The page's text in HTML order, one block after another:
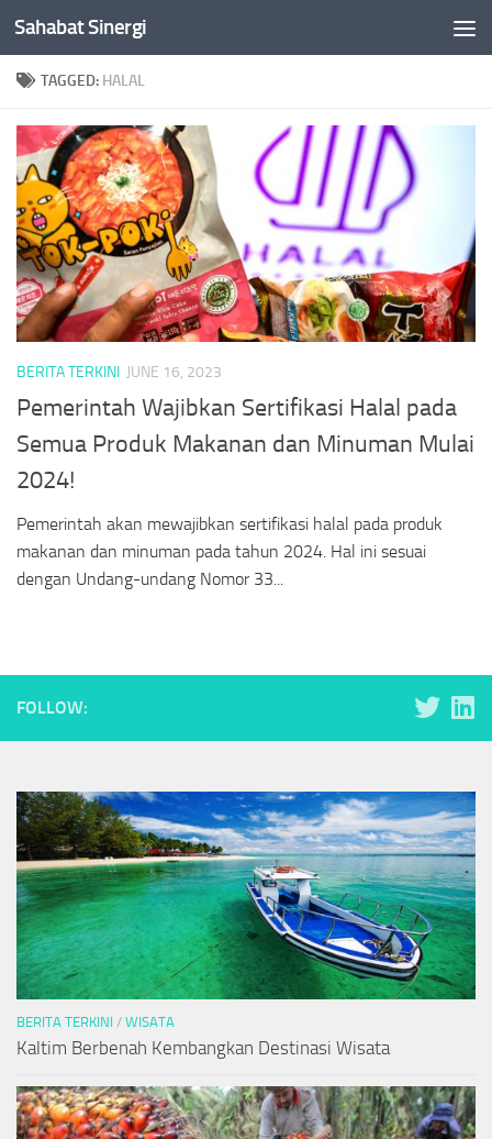
Skip to content
Sahabat Sinergi
TAGGED: HALAL
BERITA TERKINI JUNE 16, 2023
Pemerintah Wajibkan Sertifikasi Halal pada
Semua Produk Makanan dan Minuman Mulai
2024!
Pemerintah akan mewajibkan sertifikasi halal pada produk
makanan dan minuman pada tahun 2024. Hal ini sesuai
dengan Undang-undang Nomor 33...
FOLLOW:
BERITA TERKINI / WISATA
Kaltim Berbenah Kembangkan Destinasi Wisata